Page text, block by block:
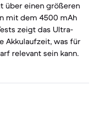
über einen größeren
mit dem 4500 mAh
zeigt das Ultra-
Akkulaufzeit, was für
relevant sein kann.